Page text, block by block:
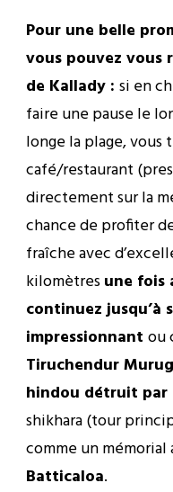
Pour une belle
vous pouvez vous
de Kallady : si en
faire une pause le
longe la plage,
café/restaurant
directement sur la
chance de profiter
fraîche avec
kilomètresune fois
continuez jusqu’à
impressionnant ou
Tiruchendur
hindou détruit par
shikhara (tour
comme un
Batticaloa.